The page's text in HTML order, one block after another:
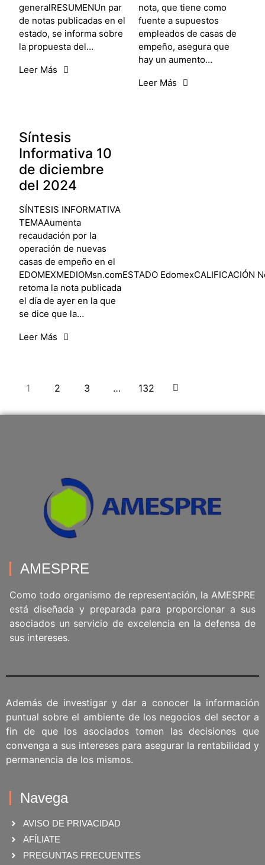
generalRESUMENUn par
de notas publicadas en el
estado, se informa sobre
la propuesta del…
Leer Más
nota, que tiene como
fuente a supuestos
empleados de casas de
empeño, asegura que
hay un aumento…
Leer Más
Síntesis
Informativa 10
de diciembre
del 2024
SÍNTESIS INFORMATIVA
TEMAAumenta
recaudación por la
operación de nuevas
casas de empeño en el
EDOMEXMEDIOMsn.comESTADO EdomexCALIFICACIÓN
retoma la nota publicada
el día de ayer en la que
se dice que la…
Leer Más
1 2 3 … 132
AMESPRE
Como todo organismo de representación, la AMESPRE
está diseñada y preparada para proporcionar a sus
asociados un servicio de excelencia en la defensa de
sus intereses.
Además de investigar y dar a conocer la información
puntual sobre el ambiente de los negocios del sector a
fin de que los asociados tomen las decisiones que
convenga a sus intereses para asegurar la rentabilidad y
permanencia de los mismos.
Navega
AVISO DE PRIVACIDAD
AFÍLIATE
PREGUNTAS FRECUENTES